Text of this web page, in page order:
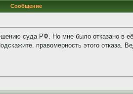
Сообщение
суда РФ. Но мне было отказано в её
правомерность этого отказа.